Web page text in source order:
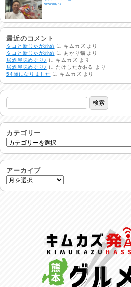
2026/08/02
非常時には…
2026/08/01
生活支援情報
2026/07/31
24時間体制
2026/07/30
命を守る行動を…
土用丑の日♪
2026/07/28
反省会♪
2026/07/27
リスナーの集い！
2026/07/25
馬肉料理 桜馬亭
最近のコメント
タコと新じゃが炒め に キムカズ より
タコと新じゃが炒め にあかり猫 より
居酒屋味めぐり♪
に キムカズ より
居酒屋味めぐり♪
にたけしたかおる
より
54歳になりました に キムカズ より
カテゴリー
アーカイブ